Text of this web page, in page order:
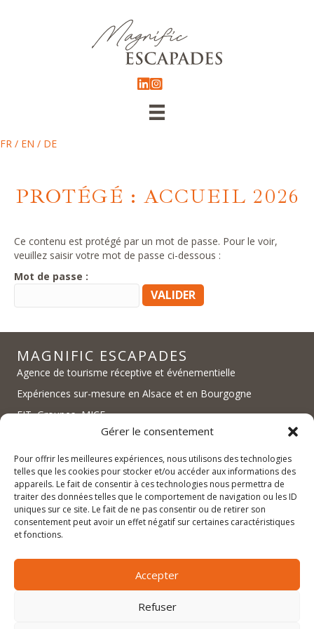
Gérer le consentement
Pour offrir les meilleures expériences, nous utilisons des technologies
telles que les cookies pour stocker et/ou accéder aux informations des
appareils. Le fait de consentir à ces technologies nous permettra de
traiter des données telles que le comportement de navigation ou les ID
uniques sur ce site. Le fait de ne pas consentir ou de retirer son
consentement peut avoir un effet négatif sur certaines caractéristiques
et fonctions.
Accepter
Refuser
FR / EN / DE
PROTÉGÉ : ACCUEIL 2026
Ce contenu est protégé par un mot de passe. Pour le voir,
veuillez saisir votre mot de passe ci-dessous :
Mot de passe :
MAGNIFIC ESCAPADES
Agence de tourisme réceptive et événementielle
Expériences sur-mesure en Alsace et en Bourgogne
FIT, Groupes, MICE
contact@magnific-escapades.com
contact@magnific-escapades.com
contact@magnific-escapades.com
contact@magnific-escapades.com